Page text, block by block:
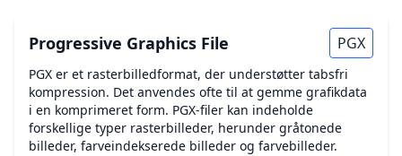
Progressive Graphics File PGX
PGX er et rasterbilledformat, der understøtter tabsfri
kompression. Det anvendes ofte til at gemme grafikdata
i en komprimeret form. PGX-filer kan indeholde
forskellige typer rasterbilleder, herunder gråtonede
billeder, farveindekserede billeder og farvebilleder.